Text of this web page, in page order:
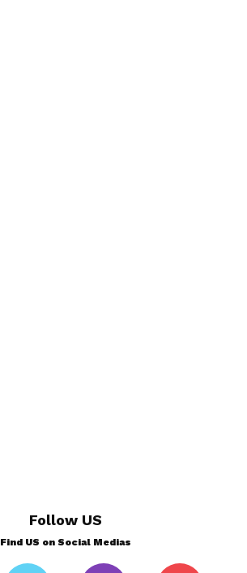
Follow US
Find US on Social Medias